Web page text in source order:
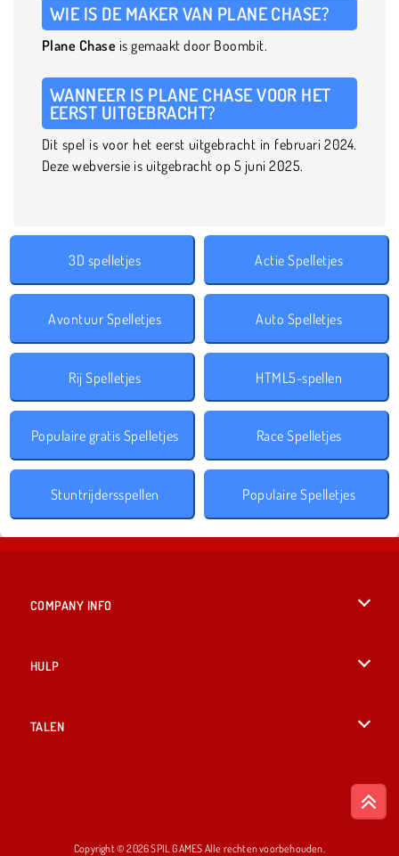
WIE IS DE MAKER VAN PLANE CHASE?
Plane Chase is gemaakt door Boombit.
WANNEER IS PLANE CHASE VOOR HET
EERST UITGEBRACHT?
Dit spel is voor het eerst uitgebracht in februari 2024.
Deze webversie is uitgebracht op 5 juni 2025.
3D spelletjes Actie Spelletjes
Avontuur Spelletjes Auto Spelletjes
Rij Spelletjes HTML5-spellen
Populaire gratis Spelletjes Race Spelletjes
Stuntrijdersspellen Populaire Spelletjes
COMPANY INFO
HULP
TALEN
Copyright © 2026 SPIL GAMES Alle rechten voorbehouden.